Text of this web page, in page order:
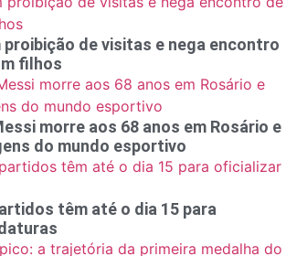
de visitas e nega encontro
filhos
morre aos 68 anos em Rosário e
do mundo esportivo
têm até o dia 15 para